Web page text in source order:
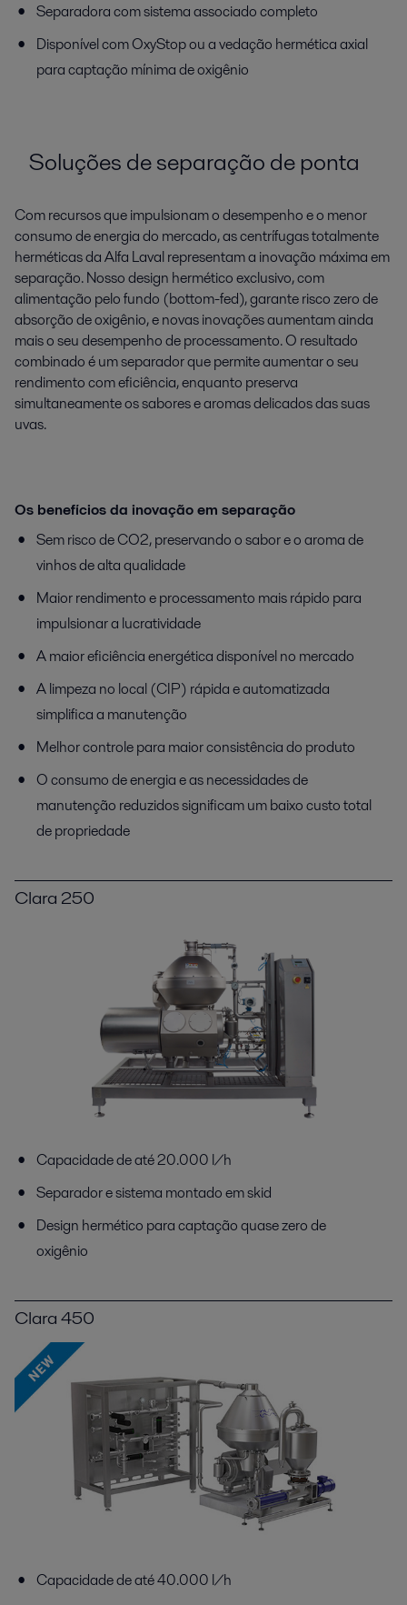
Separadora com sistema associado completo
Disponível com OxyStop ou a vedação hermética axial
para captação mínima de oxigênio
Soluções de separação de ponta
Com recursos que impulsionam o desempenho e o menor
consumo de energia do mercado, as centrífugas totalmente
herméticas da Alfa Laval representam a inovação máxima em
separação. Nosso design hermético exclusivo, com
alimentação pelo fundo (bottom-fed), garante risco zero de
absorção de oxigênio, e novas inovações aumentam ainda
mais o seu desempenho de processamento. O resultado
combinado é um separador que permite aumentar o seu
rendimento com eficiência, enquanto preserva
simultaneamente os sabores e aromas delicados das suas
uvas.
Os benefícios da inovação em separação
Sem risco de CO2, preservando o sabor e o aroma de
vinhos de alta qualidade
Maior rendimento e processamento mais rápido para
impulsionar a lucratividade
A maior eficiência energética disponível no mercado
A limpeza no local (CIP) rápida e automatizada
simplifica a manutenção
Melhor controle para maior consistência do produto
O consumo de energia e as necessidades de
manutenção reduzidos significam um baixo custo total
de propriedade
Clara 250
Capacidade de até 20.000 l/h
Separador e sistema montado em skid
Design hermético para captação quase zero de
oxigênio
Clara 450
Capacidade de até 40.000 l/h